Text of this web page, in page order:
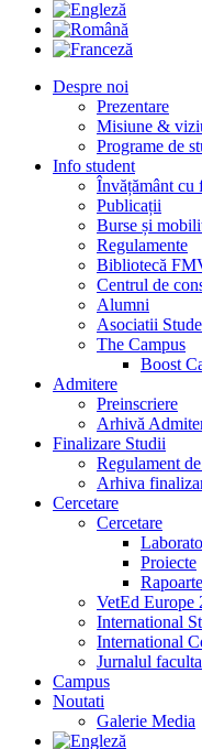
Despre noi
Prezentare
Misiune &
Programe de
Info student
Învățământ cu
Publicații
Burse și
Regulamente
Bibliotecă
Centrul de
Alumni
Asociatii
The Campus
Boost
Admitere
Preinscriere
Arhivă
Finalizare Studii
Regulament
Arhiva
Cercetare
Cercetare
Proiecte
VetEd Europe
International
International
Jurnalul
Campus
Noutati
Galerie Media